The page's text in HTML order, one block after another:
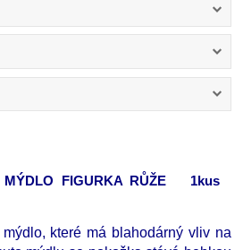
MÝDLO FIGURKA RŮŽE 1kus
které má blahodárný vliv na